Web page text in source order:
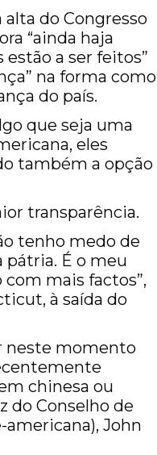
do Congresso
“ainda haja
a ser feitos”
na forma como
do país.
que seja uma
eles
também a opção
transparência.
tenho medo de
pátria. É o meu
mais factos”,
à saída do
neste momento
chinesa ou
do Conselho de
americana), John